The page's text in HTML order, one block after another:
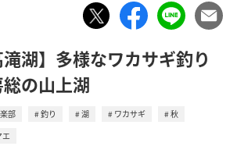
滝湖】多様なワカサギ釣り
の山上湖
部 釣り 湖 ワカサギ
秋
エ